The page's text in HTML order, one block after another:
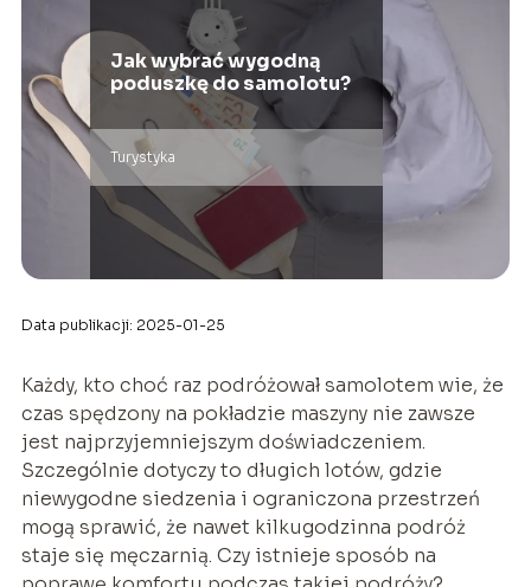
Jak wybrać wygodną
poduszkę do samolotu?
Turystyka
Data publikacji: 2025-01-25
Każdy, kto choć raz podróżował samolotem wie, że
czas spędzony na pokładzie maszyny nie zawsze
jest najprzyjemniejszym doświadczeniem.
Szczególnie dotyczy to długich lotów, gdzie
niewygodne siedzenia i ograniczona przestrzeń
mogą sprawić, że nawet kilkugodzinna podróż
staje się męczarnią. Czy istnieje sposób na